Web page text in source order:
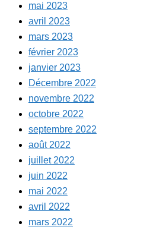
mai 2023
avril 2023
mars 2023
février 2023
janvier 2023
Décembre 2022
novembre 2022
octobre 2022
septembre 2022
août 2022
juillet 2022
juin 2022
mai 2022
avril 2022
mars 2022